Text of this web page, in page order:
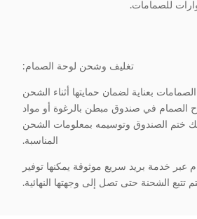
للصمامات.
تغليف وشحن لوحة الصمام:
بعناية لضمان حمايتها أثناء الشحن
الصمام في صندوق مبطن بالرغوة أو مواد
ختم الصندوق وتوسيمه بمعلومات الشحن
المناسبة.
خدمة بريد سريع موثوقة يمكنها توفير
تتبع الشحنة حتى تصل إلى وجهتها النهائية.